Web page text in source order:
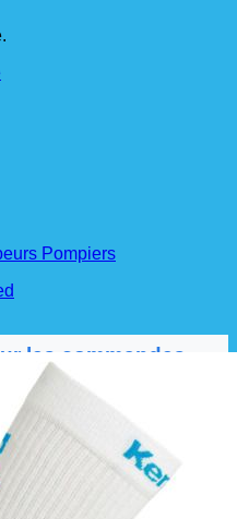
les commandes
nos fournisseurs.
délai de livraison est
Pompiers